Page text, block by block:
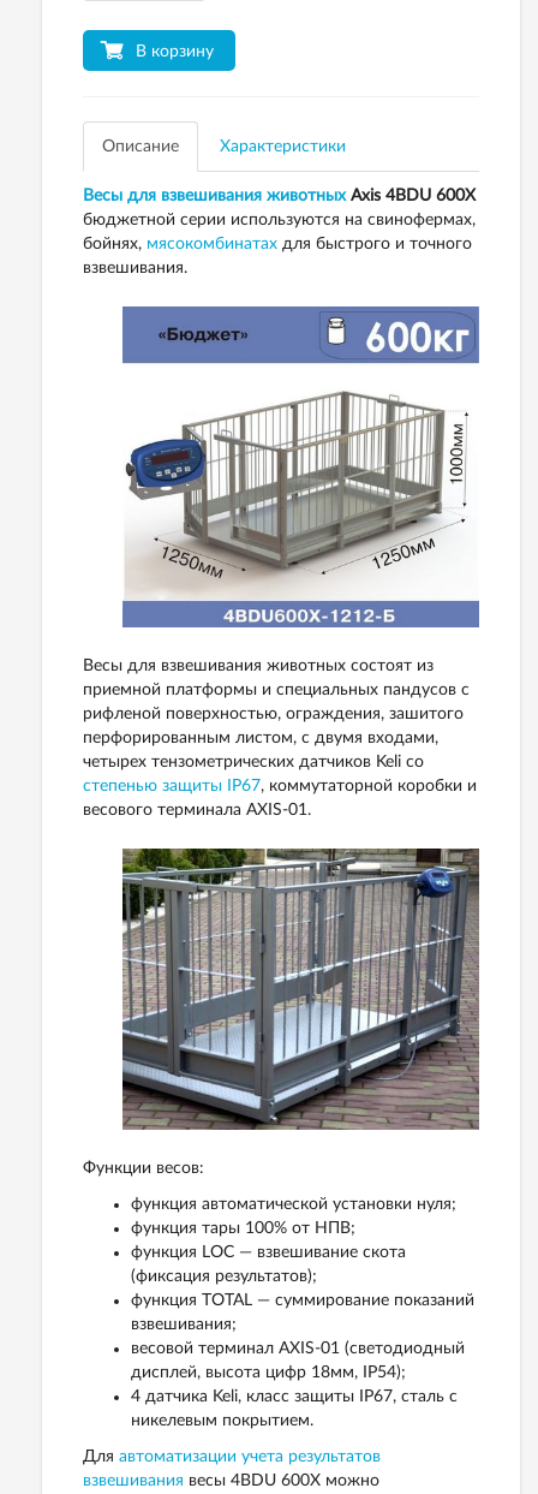
В корзину
Описание Характеристики
Весы для взвешивания животныхAxis 4ВDU 600X
бюджетной серии используются на свинофермах,
бойнях, мясокомбинатах для быстрого и точного
взвешивания.
Весы для взвешивания животных состоят из
приемной платформы и специальных пандусов с
рифленой поверхностью, ограждения, зашитого
перфорированным листом, с двумя входами,
четырех тензометрических датчиков Keli со
степенью защиты IP67, коммутаторной коробки и
весового терминала AXIS-01.
Функции весов:
функция автоматической установки нуля;
функция тары 100% от НПВ;
функция LOC — взвешивание скота
(фиксация результатов);
функция TOTAL — суммирование показаний
взвешивания;
весовой терминал AXIS-01 (светодиодный
дисплей, высота цифр 18мм, IP54);
4 датчика Keli, класс защиты ІР67, сталь с
никелевым покрытием.
Для автоматизации учета результатов
взвешивания весы 4ВDU 600X можно